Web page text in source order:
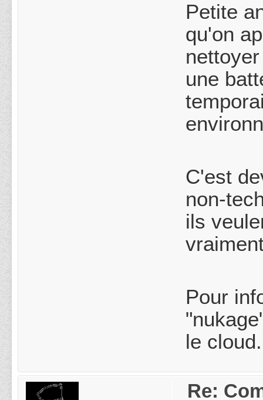
Petite
qu'on
une
C'est
non-
ils
Pour
le cloud.
Re: